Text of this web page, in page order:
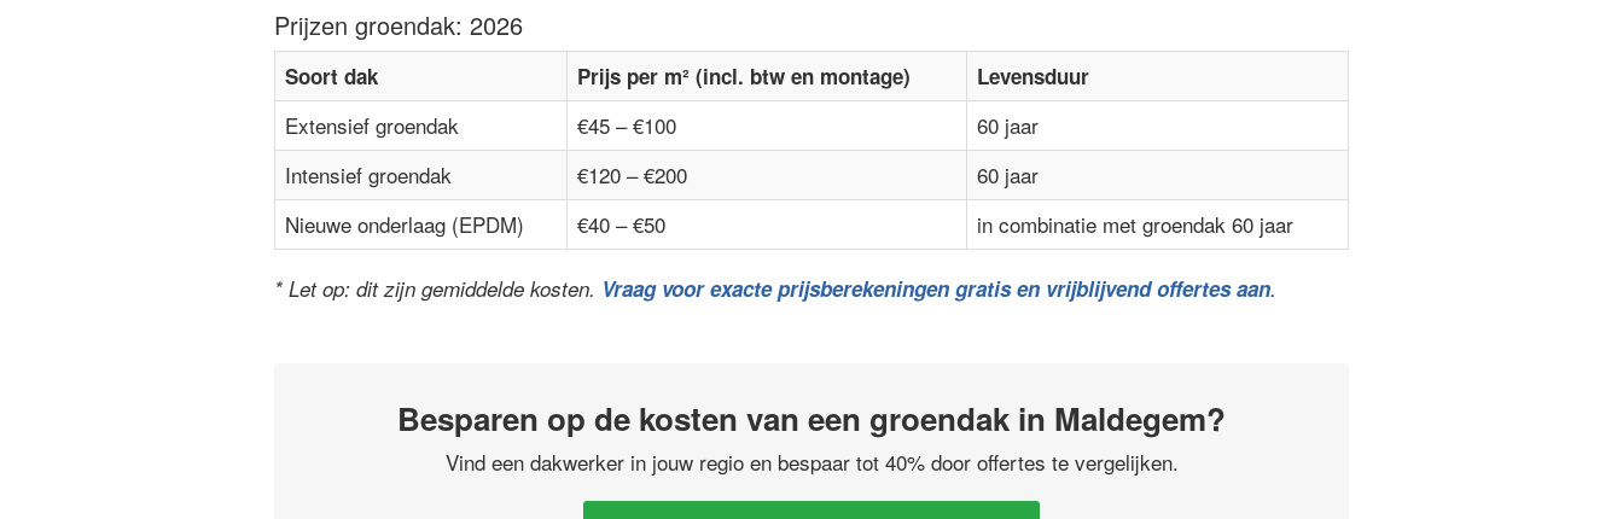
Prijzen groendak: 2026
Soort dak Prijs per m² (incl. btw en montage) Levensduur
Extensief groendak €45 – €100
60 jaar
Intensief groendak
€120 – €200
60 jaar
Nieuwe onderlaag (EPDM)
€40 – €50 in combinatie met groendak 60 jaar
* Let op: dit zijn gemiddelde kosten. Vraag voor exacte prijsberekeningen gratis en vrijblijvend offertes aan.
Besparen op de kosten van een groendak in Maldegem?
Vind een dakwerker in jouw regio en bespaar tot 40% door offertes te vergelijken.